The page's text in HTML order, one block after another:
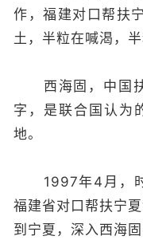
作，福建对口帮扶
土，半粒在喊渴，
西海固，中国扶
字，是联合国认为
地。
1997年4月，时
福建省对口帮扶宁
到宁夏，深入西海